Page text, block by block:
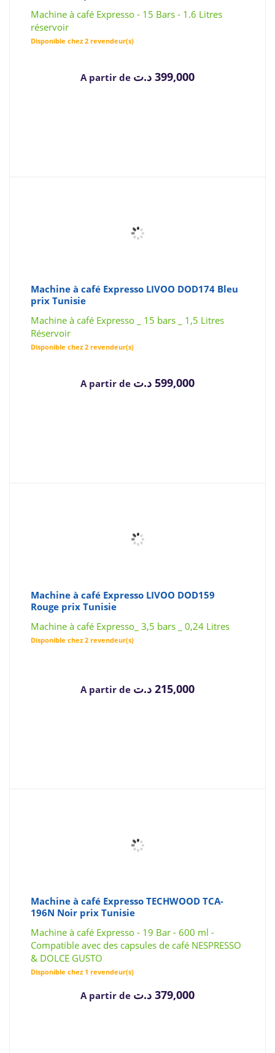
Machine à café Expresso - 15 Bars - 1.6 Litres
réservoir
Disponible chez 2 revendeur(s)
A partir de 399,000 د.ت
Machine à café Expresso LIVOO DOD174 Bleu
prix Tunisie
Machine à café Expresso _ 15 bars _ 1,5 Litres
Réservoir
Disponible chez 2 revendeur(s)
A partir de 599,000 د.ت
Machine à café Expresso LIVOO DOD159
Rouge prix Tunisie
Machine à café Expresso_ 3,5 bars _ 0,24 Litres
Disponible chez 2 revendeur(s)
A partir de 215,000 د.ت
Machine à café Expresso TECHWOOD TCA-
196N Noir prix Tunisie
Machine à café Expresso - 19 Bar - 600 ml -
Compatible avec des capsules de café NESPRESSO
& DOLCE GUSTO
Disponible chez 1 revendeur(s)
A partir de 379,000 د.ت